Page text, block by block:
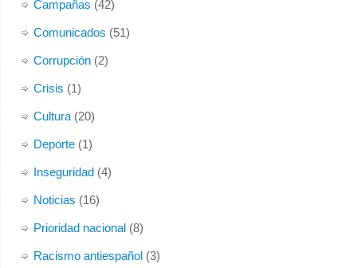
forma ...
Foto
Ver en Facebook
Campañas (42)
Comunicados (51)
Corrupción(2)
Crisis (1)
Cultura(20)
Deporte(1)
Inseguridad(4)
Noticias (16)
Prioridad nacional(8)
Racismo antiespañol(3)